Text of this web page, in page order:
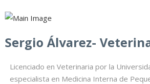
Sergio Álvarez-
Licenciado en Veterinaria por la
especialista en Medicina Interna de